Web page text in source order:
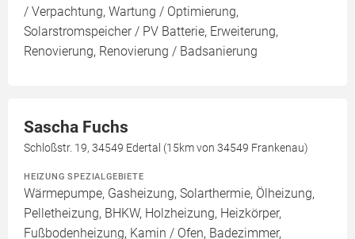
/ Verpachtung, Wartung / Optimierung,
Solarstromspeicher / PV Batterie, Erweiterung,
Renovierung, Renovierung / Badsanierung
Sascha Fuchs
Schloßstr. 19, 34549 Edertal (15km von 34549 Frankenau)
HEIZUNG SPEZIALGEBIETE
Wärmepumpe, Gasheizung, Solarthermie, Ölheizung,
Pelletheizung, BHKW, Holzheizung, Heizkörper,
Fußbodenheizung, Kamin / Ofen, Badezimmer,